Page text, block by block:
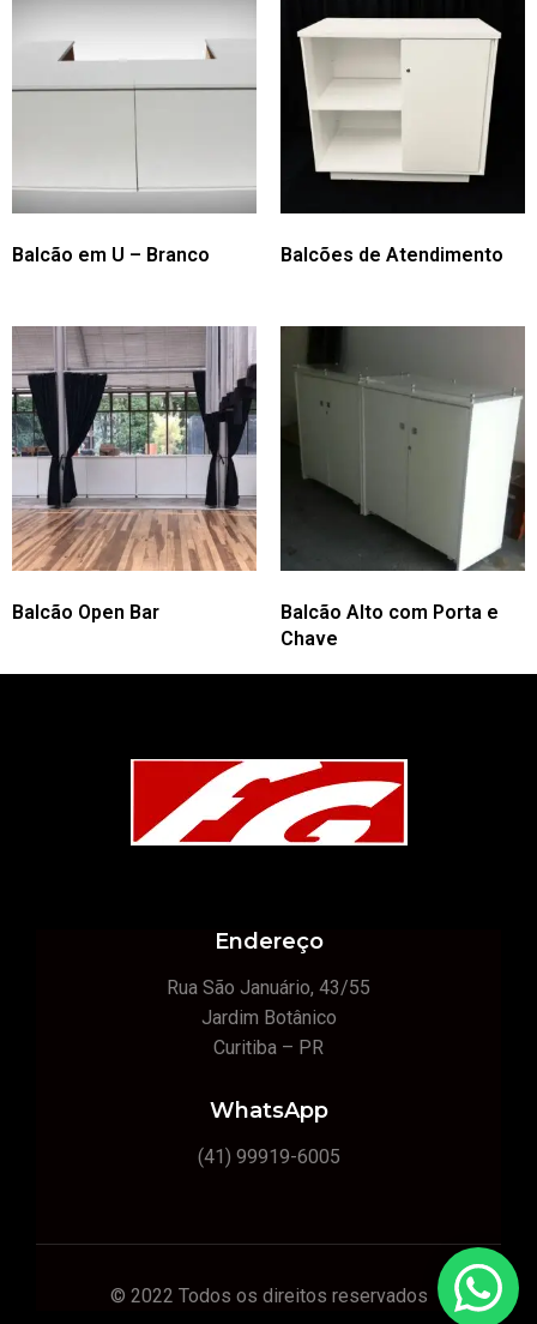
Balcão em U – Branco Balcões de Atendimento
Balcão Open Bar
Balcão Alto com Porta e
Chave
Endereço
Rua São Januário, 43/55
Jardim Botânico
Curitiba – PR
WhatsApp
(41) 99919-6005
© 2022 Todos os direitos reservados